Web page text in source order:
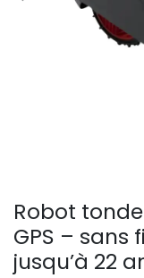
Robot
GPS – sans
jusqu’à 22